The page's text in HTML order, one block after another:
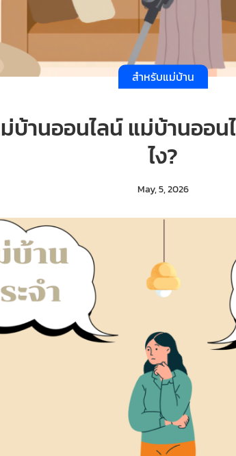
สำหรับแม่บ้าน
บ้านออนไลน์ แม่บ้านออ
ไง?
May, 5, 2026